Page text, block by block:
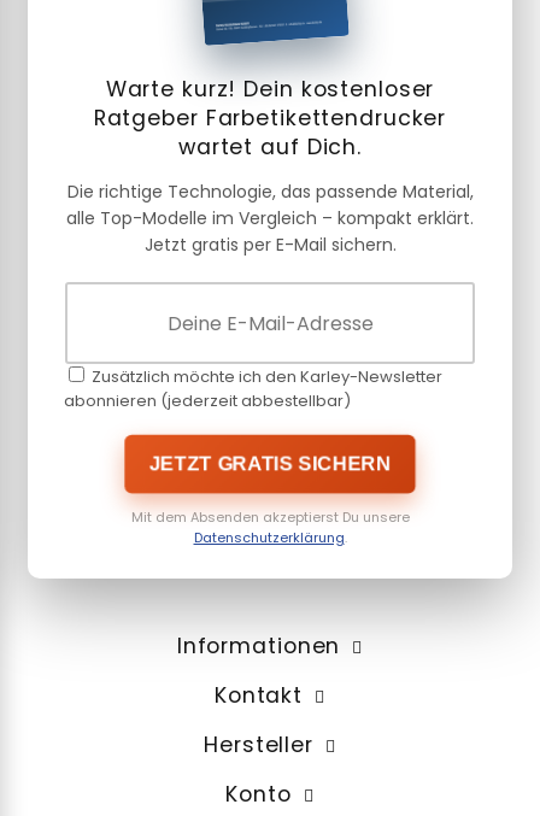
Warte kurz! Dein kostenloser
Ratgeber Farbetikettendrucker
wartet auf Dich.
Die richtige Technologie, das passende Material,
alle Top-Modelle im Vergleich – kompakt erklärt.
Jetzt gratis per E-Mail sichern.
Zusätzlich möchte ich den Karley-Newsletter
abonnieren (jederzeit abbestellbar)
JETZT GRATIS SICHERN
Mit dem Absenden akzeptierst Du unsere
Datenschutzerklärung.
Informationen
Kontakt
Hersteller
Konto